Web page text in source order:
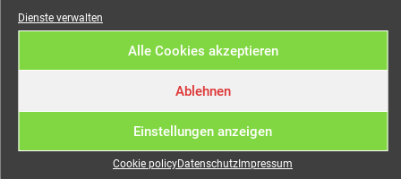
Dienste verwalten
Alle Cookies akzeptieren
Ablehnen
Einstellungen anzeigen
Cookie policyDatenschutz Impressum
Robuster Event-Stromverteiler für Messe, Event,
CEE 63A 5-pol
Phasenkontrollleuchten